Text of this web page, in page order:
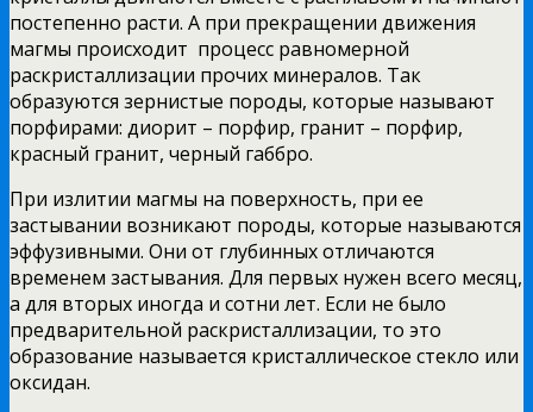
постепенно расти. А при прекращении движения
магмы происходит процесс равномерной
раскристаллизации прочих минералов. Так
образуются зернистые породы, которые называют
порфирами: диорит – порфир, гранит – порфир,
красный гранит, черный габбро.
При излитии магмы на поверхность, при ее
застывании возникают породы, которые называются
эффузивными. Они от глубинных отличаются
временем застывания. Для первых нужен всего месяц,
а для вторых иногда и сотни лет. Если не было
предварительной раскристаллизации, то это
образование называется кристаллическое стекло или
оксидан.